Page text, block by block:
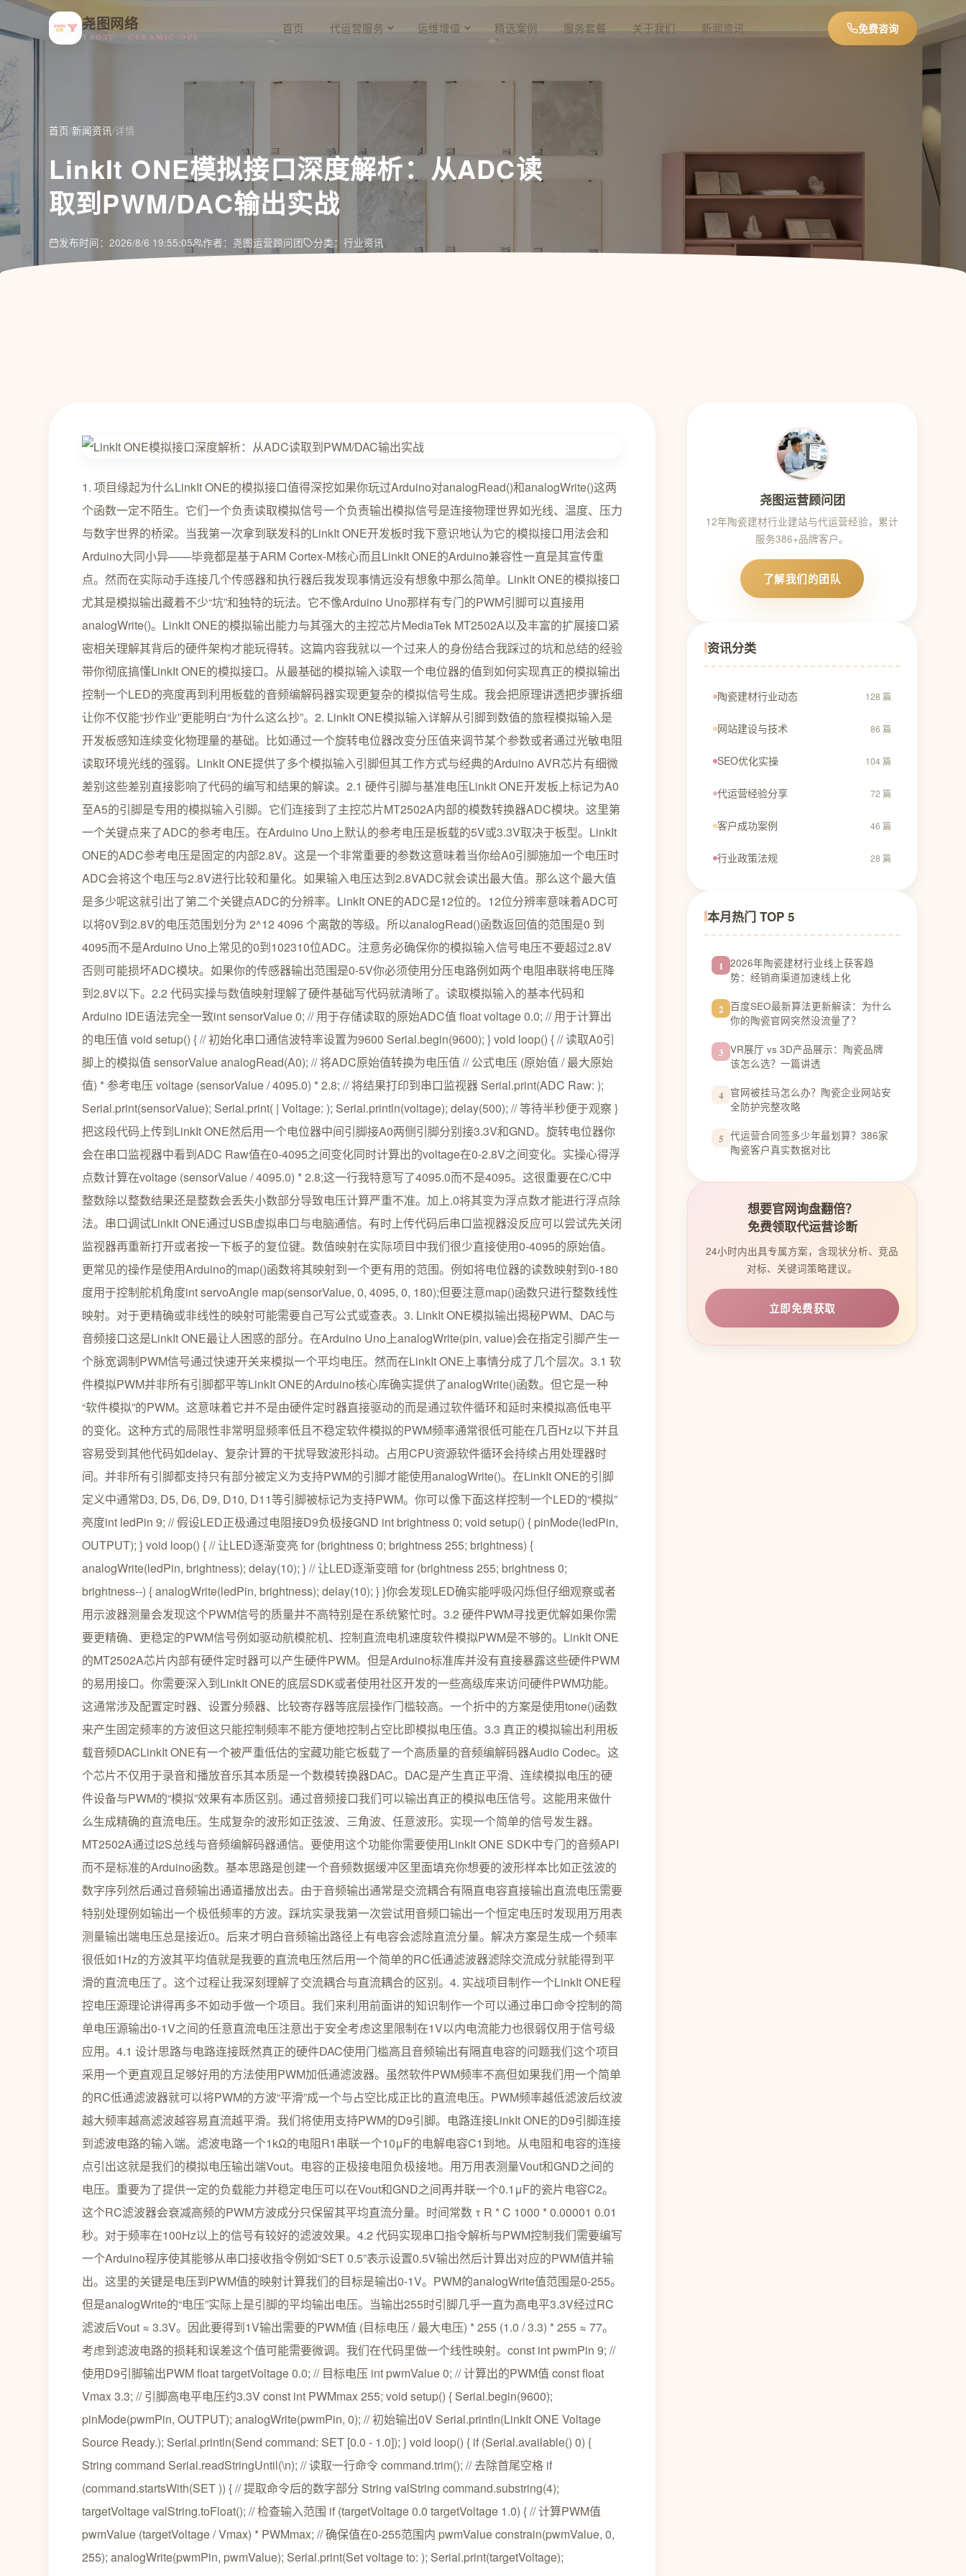
尧图网络
YAOTU · CERAMIC OPS
首页 代运营服务 运维增值 精选案例 服务套餐 关于我们 新闻资讯 免费咨询
首页/新闻资讯/详情
LinkIt ONE模拟接口深度解析：从ADC读
取到PWM/DAC输出实战
发布时间：2026/8/6 19:55:05 作者：尧图运营顾问团 分类：行业资讯
1. 项目缘起为什么LinkIt ONE的模拟接口值得深挖如果你玩过Arduino对analogRead()和analogWrite()这两
个函数一定不陌生。它们一个负责读取模拟信号一个负责输出模拟信号是连接物理世界如光线、温度、压力
与数字世界的桥梁。当我第一次拿到联发科的LinkIt ONE开发板时我下意识地认为它的模拟接口用法会和
Arduino大同小异——毕竟都是基于ARM Cortex-M核心而且LinkIt ONE的Arduino兼容性一直是其宣传重
点。然而在实际动手连接几个传感器和执行器后我发现事情远没有想象中那么简单。LinkIt ONE的模拟接口
尤其是模拟输出藏着不少“坑”和独特的玩法。它不像Arduino Uno那样有专门的PWM引脚可以直接用
analogWrite()。LinkIt ONE的模拟输出能力与其强大的主控芯片MediaTek MT2502A以及丰富的扩展接口紧
密相关理解其背后的硬件架构才能玩得转。这篇内容我就以一个过来人的身份结合我踩过的坑和总结的经验
带你彻底搞懂LinkIt ONE的模拟接口。从最基础的模拟输入读取一个电位器的值到如何实现真正的模拟输出
控制一个LED的亮度再到利用板载的音频编解码器实现更复杂的模拟信号生成。我会把原理讲透把步骤拆细
让你不仅能“抄作业”更能明白“为什么这么抄”。2. LinkIt ONE模拟输入详解从引脚到数值的旅程模拟输入是
开发板感知连续变化物理量的基础。比如通过一个旋转电位器改变分压值来调节某个参数或者通过光敏电阻
读取环境光线的强弱。LinkIt ONE提供了多个模拟输入引脚但其工作方式与经典的Arduino AVR芯片有细微
差别这些差别直接影响了代码的编写和结果的解读。2.1 硬件引脚与基准电压LinkIt ONE开发板上标记为A0
至A5的引脚是专用的模拟输入引脚。它们连接到了主控芯片MT2502A内部的模数转换器ADC模块。这里第
一个关键点来了ADC的参考电压。在Arduino Uno上默认的参考电压是板载的5V或3.3V取决于板型。LinkIt
ONE的ADC参考电压是固定的内部2.8V。这是一个非常重要的参数这意味着当你给A0引脚施加一个电压时
ADC会将这个电压与2.8V进行比较和量化。如果输入电压达到2.8VADC就会读出最大值。那么这个最大值
是多少呢这就引出了第二个关键点ADC的分辨率。LinkIt ONE的ADC是12位的。12位分辨率意味着ADC可
以将0V到2.8V的电压范围划分为 2^12 4096 个离散的等级。所以analogRead()函数返回值的范围是0 到
4095而不是Arduino Uno上常见的0到102310位ADC。注意务必确保你的模拟输入信号电压不要超过2.8V
否则可能损坏ADC模块。如果你的传感器输出范围是0-5V你必须使用分压电路例如两个电阻串联将电压降
到2.8V以下。2.2 代码实操与数值映射理解了硬件基础写代码就清晰了。读取模拟输入的基本代码和
Arduino IDE语法完全一致int sensorValue 0; // 用于存储读取的原始ADC值 float voltage 0.0; // 用于计算出
的电压值 void setup() { // 初始化串口通信波特率设置为9600 Serial.begin(9600); } void loop() { // 读取A0引
脚上的模拟值 sensorValue analogRead(A0); // 将ADC原始值转换为电压值 // 公式电压 (原始值 / 最大原始
值) * 参考电压 voltage (sensorValue / 4095.0) * 2.8; // 将结果打印到串口监视器 Serial.print(ADC Raw: );
Serial.print(sensorValue); Serial.print( | Voltage: ); Serial.println(voltage); delay(500); // 等待半秒便于观察 }
把这段代码上传到LinkIt ONE然后用一个电位器中间引脚接A0两侧引脚分别接3.3V和GND。旋转电位器你
会在串口监视器中看到ADC Raw值在0-4095之间变化同时计算出的voltage在0-2.8V之间变化。实操心得浮
点数计算在voltage (sensorValue / 4095.0) * 2.8;这一行我特意写了4095.0而不是4095。这很重要在C/C中
整数除以整数结果还是整数会丢失小数部分导致电压计算严重不准。加上.0将其变为浮点数才能进行浮点除
法。串口调试LinkIt ONE通过USB虚拟串口与电脑通信。有时上传代码后串口监视器没反应可以尝试先关闭
监视器再重新打开或者按一下板子的复位键。数值映射在实际项目中我们很少直接使用0-4095的原始值。
更常见的操作是使用Arduino的map()函数将其映射到一个更有用的范围。例如将电位器的读数映射到0-180
度用于控制舵机角度int servoAngle map(sensorValue, 0, 4095, 0, 180);但要注意map()函数只进行整数线性
映射。对于更精确或非线性的映射可能需要自己写公式或查表。3. LinkIt ONE模拟输出揭秘PWM、DAC与
音频接口这是LinkIt ONE最让人困惑的部分。在Arduino Uno上analogWrite(pin, value)会在指定引脚产生一
个脉宽调制PWM信号通过快速开关来模拟一个平均电压。然而在LinkIt ONE上事情分成了几个层次。3.1 软
件模拟PWM并非所有引脚都平等LinkIt ONE的Arduino核心库确实提供了analogWrite()函数。但它是一种
“软件模拟”的PWM。这意味着它并不是由硬件定时器直接驱动的而是通过软件循环和延时来模拟高低电平
的变化。这种方式的局限性非常明显频率低且不稳定软件模拟的PWM频率通常很低可能在几百Hz以下并且
容易受到其他代码如delay、复杂计算的干扰导致波形抖动。占用CPU资源软件循环会持续占用处理器时
间。并非所有引脚都支持只有部分被定义为支持PWM的引脚才能使用analogWrite()。在LinkIt ONE的引脚
定义中通常D3, D5, D6, D9, D10, D11等引脚被标记为支持PWM。你可以像下面这样控制一个LED的“模拟”
亮度int ledPin 9; // 假设LED正极通过电阻接D9负极接GND int brightness 0; void setup() { pinMode(ledPin,
OUTPUT); } void loop() { // 让LED逐渐变亮 for (brightness 0; brightness 255; brightness) {
analogWrite(ledPin, brightness); delay(10); } // 让LED逐渐变暗 for (brightness 255; brightness 0;
brightness--) { analogWrite(ledPin, brightness); delay(10); } }你会发现LED确实能呼吸闪烁但仔细观察或者
用示波器测量会发现这个PWM信号的质量并不高特别是在系统繁忙时。3.2 硬件PWM寻找更优解如果你需
要更精确、更稳定的PWM信号例如驱动航模舵机、控制直流电机速度软件模拟PWM是不够的。LinkIt ONE
的MT2502A芯片内部有硬件定时器可以产生硬件PWM。但是Arduino标准库并没有直接暴露这些硬件PWM
的易用接口。你需要深入到LinkIt ONE的底层SDK或者使用社区开发的一些高级库来访问硬件PWM功能。
这通常涉及配置定时器、设置分频器、比较寄存器等底层操作门槛较高。一个折中的方案是使用tone()函数
来产生固定频率的方波但这只能控制频率不能方便地控制占空比即模拟电压值。3.3 真正的模拟输出利用板
载音频DACLinkIt ONE有一个被严重低估的宝藏功能它板载了一个高质量的音频编解码器Audio Codec。这
个芯片不仅用于录音和播放音乐其本质是一个数模转换器DAC。DAC是产生真正平滑、连续模拟电压的硬
件设备与PWM的“模拟”效果有本质区别。通过音频接口我们可以输出真正的模拟电压信号。这能用来做什
么生成精确的直流电压。生成复杂的波形如正弦波、三角波、任意波形。实现一个简单的信号发生器。
MT2502A通过I2S总线与音频编解码器通信。要使用这个功能你需要使用LinkIt ONE SDK中专门的音频API
而不是标准的Arduino函数。基本思路是创建一个音频数据缓冲区里面填充你想要的波形样本比如正弦波的
数字序列然后通过音频输出通道播放出去。由于音频输出通常是交流耦合有隔直电容直接输出直流电压需要
特别处理例如输出一个极低频率的方波。踩坑实录我第一次尝试用音频口输出一个恒定电压时发现用万用表
测量输出端电压总是接近0。后来才明白音频输出路径上有电容会滤除直流分量。解决方案是生成一个频率
很低如1Hz的方波其平均值就是我要的直流电压然后用一个简单的RC低通滤波器滤除交流成分就能得到平
滑的直流电压了。这个过程让我深刻理解了交流耦合与直流耦合的区别。4. 实战项目制作一个LinkIt ONE程
控电压源理论讲得再多不如动手做一个项目。我们来利用前面讲的知识制作一个可以通过串口命令控制的简
单电压源输出0-1V之间的任意直流电压注意出于安全考虑这里限制在1V以内电流能力也很弱仅用于信号级
应用。4.1 设计思路与电路连接既然真正的硬件DAC使用门槛高且音频输出有隔直电容的问题我们这个项目
采用一个更直观且足够好用的方法使用PWM加低通滤波器。虽然软件PWM频率不高但如果我们用一个简单
的RC低通滤波器就可以将PWM的方波“平滑”成一个与占空比成正比的直流电压。PWM频率越低滤波后纹波
越大频率越高滤波越容易直流越平滑。我们将使用支持PWM的D9引脚。电路连接LinkIt ONE的D9引脚连接
到滤波电路的输入端。滤波电路一个1kΩ的电阻R1串联一个10μF的电解电容C1到地。从电阻和电容的连接
点引出这就是我们的模拟电压输出端Vout。电容的正极接电阻负极接地。用万用表测量Vout和GND之间的
电压。重要为了提供一定的负载能力并稳定电压可以在Vout和GND之间再并联一个0.1μF的瓷片电容C2。
这个RC滤波器会衰减高频的PWM方波成分只保留其平均直流分量。时间常数 τ R * C 1000 * 0.00001 0.01
秒。对于频率在100Hz以上的信号有较好的滤波效果。4.2 代码实现串口指令解析与PWM控制我们需要编写
一个Arduino程序使其能够从串口接收指令例如“SET 0.5”表示设置0.5V输出然后计算出对应的PWM值并输
出。这里的关键是电压到PWM值的映射计算我们的目标是输出0-1V。PWM的analogWrite值范围是0-255。
但是analogWrite的“电压”实际上是引脚的平均输出电压。当输出255时引脚几乎一直为高电平3.3V经过RC
滤波后Vout ≈ 3.3V。因此要得到1V输出需要的PWM值 (目标电压 / 最大电压) * 255 (1.0 / 3.3) * 255 ≈ 77。
考虑到滤波电路的损耗和误差这个值可能需要微调。我们在代码里做一个线性映射。const int pwmPin 9; //
使用D9引脚输出PWM float targetVoltage 0.0; // 目标电压 int pwmValue 0; // 计算出的PWM值 const float
Vmax 3.3; // 引脚高电平电压约3.3V const int PWMmax 255; void setup() { Serial.begin(9600);
pinMode(pwmPin, OUTPUT); analogWrite(pwmPin, 0); // 初始输出0V Serial.println(LinkIt ONE Voltage
Source Ready.); Serial.println(Send command: SET [0.0 - 1.0]); } void loop() { if (Serial.available() 0) {
String command Serial.readStringUntil(\n); // 读取一行命令 command.trim(); // 去除首尾空格 if
(command.startsWith(SET )) { // 提取命令后的数字部分 String valString command.substring(4);
targetVoltage valString.toFloat(); // 检查输入范围 if (targetVoltage 0.0 targetVoltage 1.0) { // 计算PWM值
pwmValue (targetVoltage / Vmax) * PWMmax; // 确保值在0-255范围内 pwmValue constrain(pwmValue, 0,
255); analogWrite(pwmPin, pwmValue); Serial.print(Set voltage to: ); Serial.print(targetVoltage);
尧图运营顾问团
12年陶瓷建材行业建站与代运营经验，累计
服务386+品牌客户。
了解我们的团队
资讯分类
陶瓷建材行业动态 128 篇
网站建设与技术 86 篇
SEO优化实操 104 篇
代运营经验分享 72 篇
客户成功案例 46 篇
行业政策法规 28 篇
本月热门 TOP 5
1 2026年陶瓷建材行业线上获客趋
势：经销商渠道加速线上化
2 百度SEO最新算法更新解读：为什么
你的陶瓷官网突然没流量了？
3 VR展厅 vs 3D产品展示：陶瓷品牌
该怎么选？一篇讲透
4 官网被挂马怎么办？陶瓷企业网站安
全防护完整攻略
5 代运营合同签多少年最划算？386家
陶瓷客户真实数据对比
想要官网询盘翻倍？
免费领取代运营诊断
24小时内出具专属方案，含现状分析、竞品
对标、关键词策略建议。
立即免费获取